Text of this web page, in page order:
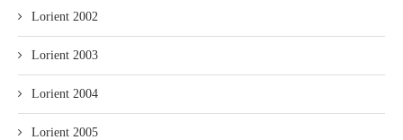
Lorient 2002
Lorient 2003
Lorient 2004
Lorient 2005